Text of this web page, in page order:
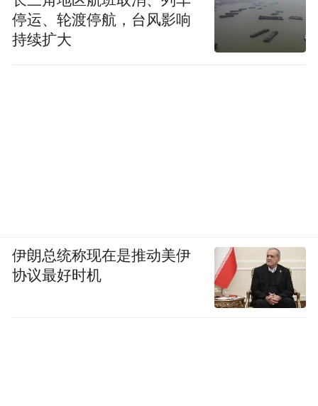
停运、轮渡停航，台风影响
持续扩大
伊朗总统称现在是推动美伊
协议最好时机